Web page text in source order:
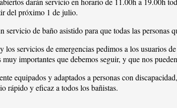
del próximo 1 de julio.
servicio de baño asistido para que todas las
servicios de emergencias pedimos a los usuarios
importantes que debemos seguir, y que nos
equipados y adaptados a personas con
rápido y eficaz a todos los bañistas.